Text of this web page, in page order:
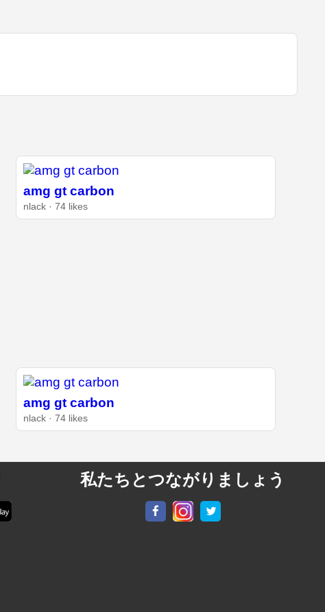
amg gt carbon
nlack · 74 likes
amg gt carbon
nlack · 74 likes
私たちとつながりましょう